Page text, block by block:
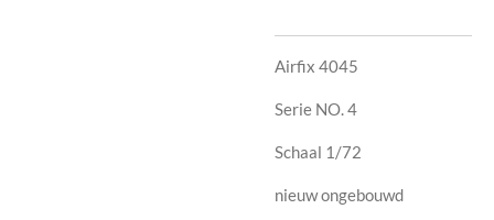
Airfix 4045
Serie NO. 4
Schaal 1/72
nieuw ongebouwd